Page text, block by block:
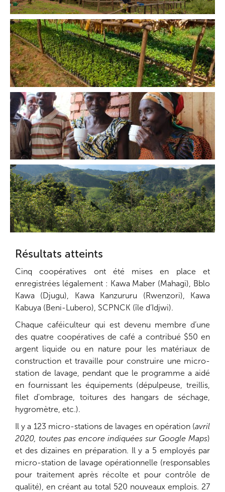
Résultats atteints
Cinq coopératives ont été mises en place et
enregistrées légalement : Kawa Maber (Mahagi), Bblo
Kawa (Djugu), Kawa Kanzururu (Rwenzori), Kawa
Kabuya (Beni-Lubero), SCPNCK (île d’Idjwi).
Chaque caféiculteur qui est devenu membre d’une
des quatre coopératives de café a contribué $50 en
argent liquide ou en nature pour les matériaux de
construction et travaille pour construire une micro-
station de lavage, pendant que le programme a aidé
en fournissant les équipements (dépulpeuse, treillis,
filet d'ombrage, toitures des hangars de séchage,
hygromètre, etc.).
Il y a 123 micro-stations de lavages en opération (avril
2020, toutes pas encore indiquées sur Google Maps)
et des dizaines en préparation. Il y a 5 employés par
micro-station de lavage opérationnelle (responsables
pour traitement après récolte et pour contrôle de
qualité), en créant au total 520 nouveaux emplois. 27